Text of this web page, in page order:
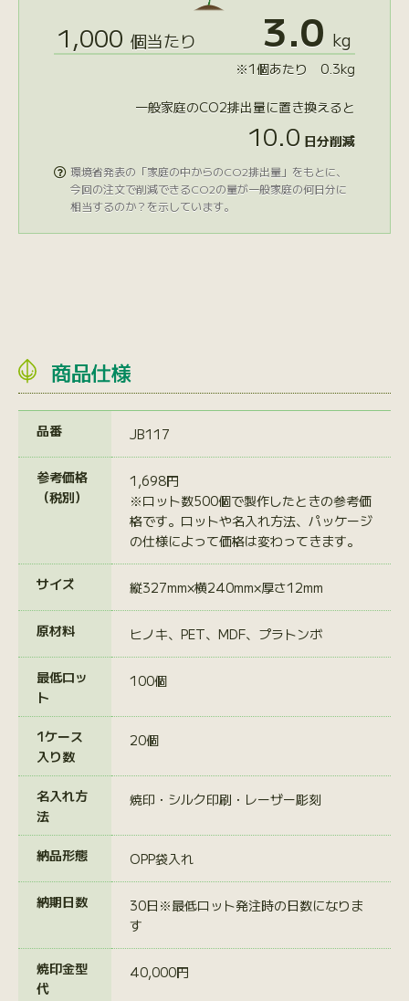
1,000 個当たり 3.0 kg
※1個あたり 0.3kg
一般家庭のCO2排出量に置き換えると
10.0 日分削減
 環境省発表の「家庭の中からのCO2排出量」をもとに、
今回の注文で削減できるCO2の量が一般家庭の何日分に
相当するのか？を示しています。
商品仕様
品番 JB117
参考価格
（税別）
1,698円
※ロット数500個で製作したときの参考価
格です。ロットや名入れ方法、パッケージ
の仕様によって価格は変わってきます。
サイズ 縦327mm×横240mm×厚さ12mm
原材料 ヒノキ、PET、MDF、プラトンボ
最低ロッ
ト
100個
1ケース
入り数
20個
名入れ方
法
焼印・シルク印刷・レーザー彫刻
納品形態 OPP袋入れ
納期日数
30日※最低ロット発注時の日数になりま
す
焼印金型
代
40,000円